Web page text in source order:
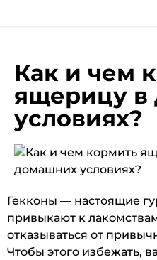
Как и чем
ящерицу
условиях?
Гекконы — настоящие
привыкают к
отказываться от
Чтобы этого избежать,